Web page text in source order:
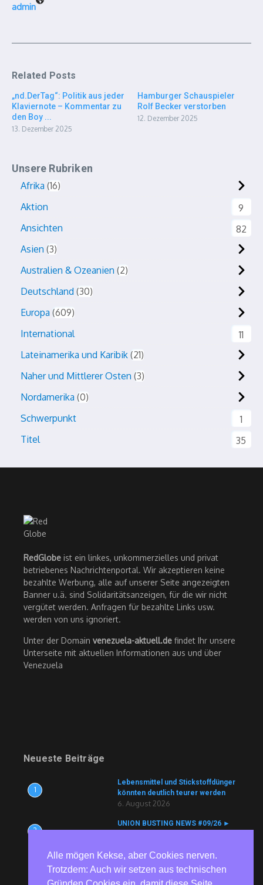
admin
Related Posts
„nd.DerTag“: Politik aus jeder
Klaviernote – Kommentar zu
den Boy ...
13. Dezember 2025
Hamburger Schauspieler
Rolf Becker verstorben
12. Dezember 2025
Unsere Rubriken
Afrika 16
Aktion
9
Ansichten
82
Asien 3
Australien & Ozeanien 2
Deutschland 30
Europa 609
International
11
Lateinamerika und Karibik 21
Naher und Mittlerer Osten 3
Nordamerika 0
Schwerpunkt
1
Titel
35
RedGlobe ist ein linkes, unkommerzielles und privat
betriebenes Nachrichtenportal. Wir akzeptieren keine
bezahlte Werbung, alle auf unserer Seite angezeigten
Banner u.ä. sind Solidaritätsanzeigen, für die wir nicht
vergütet werden. Anfragen für bezahlte Links usw.
werden von uns ignoriert.
Unter der Domain venezuela-aktuell.de findet Ihr unsere
Unterseite mit aktuellen Informationen aus und über
Venezuela
Neueste Beiträge
1
Lebensmittel und Stickstoffdünger
könnten deutlich teurer werden
6. August 2026
2
UNION BUSTING NEWS #09/26 ►
► Nutracorp
6. August 2026
Alle mögen Kekse, aber Cookies nerven.
Trotzdem: Auch wir setzen aus technischen